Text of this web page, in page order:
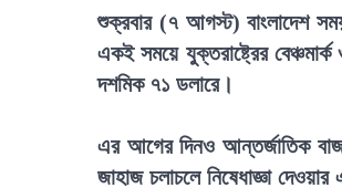
শুক্রবার (৭ আগস্ট) বাংলাদেশ
একই সময়ে যুক্তরাষ্ট্রের
দশমিক ৭১ ডলারে।
এর আগের দিনও আন্তর্জাতিক
জাহাজ চলাচলে নিষেধাজ্ঞা